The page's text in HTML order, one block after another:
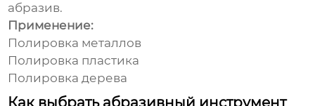
абразив.
Применение:
Полировка металлов
Полировка пластика
Полировка дерева